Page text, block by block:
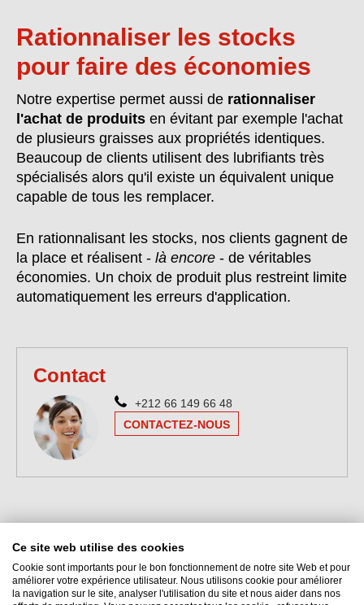
Rationnaliser les stocks
pour faire des économies
Notre expertise permet aussi de rationnaliser
l'achat de produits en évitant par exemple l'achat
de plusieurs graisses aux propriétés identiques.
Beaucoup de clients utilisent des lubrifiants très
spécialisés alors qu'il existe un équivalent unique
capable de tous les remplacer.
En rationnalisant les stocks, nos clients gagnent de
la place et réalisent - là encore - de véritables
économies. Un choix de produit plus restreint limite
automatiquement les erreurs d'application.
Contact
+212 66 149 66 48
CONTACTEZ-NOUS
Ce site web utilise des cookies
Cookie sont importants pour le bon fonctionnement de notre site Web et pour
améliorer votre expérience utilisateur. Nous utilisons cookie pour améliorer
la navigation sur le site, analyser l'utilisation du site et nous aider dans nos